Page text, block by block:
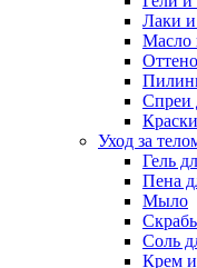
Лаки и
Масло
Спреи
Уход за
Гель
Пена
Мыло
Соль
Крем и